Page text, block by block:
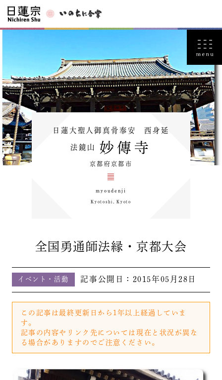
日蓮大聖人御真骨奉安 西身延
法鏡山 妙傳寺
京都府京都市
myoudenji
Kyotoshi, Kyoto
全国勇通師法縁・京都大会
イベント・活動 記事公開日： 2015年05月28日
この記事は最終更新日から1年以上経過していま
す。
記事の内容やリンク先については現在と状況が異な
る場合がありますのでご注意ください。